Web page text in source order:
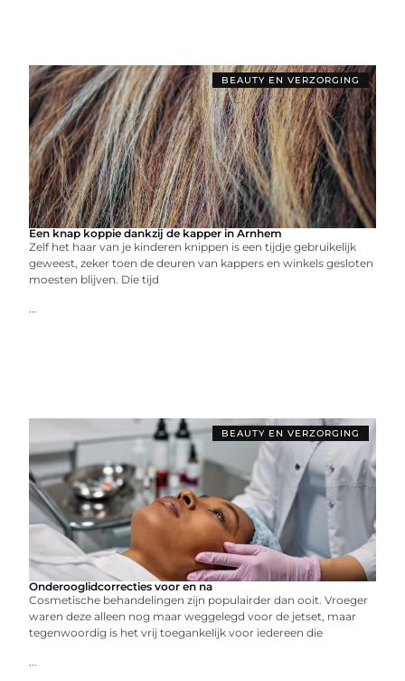
BEAUTY EN VERZORGING
Een knap koppie dankzij de kapper in Arnhem
Zelf het haar van je kinderen knippen is een tijdje gebruikelijk
geweest, zeker toen de deuren van kappers en winkels gesloten
moesten blijven. Die tijd
...
BEAUTY EN VERZORGING
Onderooglidcorrecties voor en na
Cosmetische behandelingen zijn populairder dan ooit. Vroeger
waren deze alleen nog maar weggelegd voor de jetset, maar
tegenwoordig is het vrij toegankelijk voor iedereen die
...